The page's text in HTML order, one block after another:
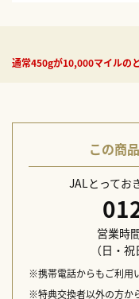
通常450gが10,000マイルの
この商
JALとってお
営業時
（日・
※携帯電話からもご利用
※特典交換者以外の方か